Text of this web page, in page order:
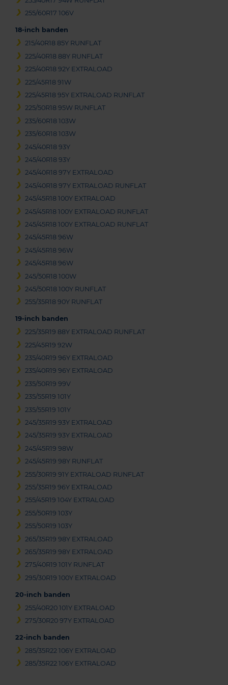
255/60R17 106V
18-inch banden
215/40R18 85Y RUNFLAT
225/40R18 88Y RUNFLAT
225/40R18 92Y EXTRALOAD
225/45R18 91W
225/45R18 95Y EXTRALOAD RUNFLAT
225/50R18 95W RUNFLAT
235/60R18 103W
235/60R18 103W
245/40R18 93Y
245/40R18 93Y
245/40R18 97Y EXTRALOAD
245/40R18 97Y EXTRALOAD RUNFLAT
245/45R18 100Y EXTRALOAD
245/45R18 100Y EXTRALOAD RUNFLAT
245/45R18 100Y EXTRALOAD RUNFLAT
245/45R18 96W
245/45R18 96W
245/45R18 96W
245/50R18 100W
245/50R18 100Y RUNFLAT
255/35R18 90Y RUNFLAT
19-inch banden
225/35R19 88Y EXTRALOAD RUNFLAT
225/45R19 92W
235/40R19 96Y EXTRALOAD
235/40R19 96Y EXTRALOAD
235/50R19 99V
235/55R19 101Y
235/55R19 101Y
245/35R19 93Y EXTRALOAD
245/35R19 93Y EXTRALOAD
245/45R19 98W
245/45R19 98Y RUNFLAT
255/30R19 91Y EXTRALOAD RUNFLAT
255/35R19 96Y EXTRALOAD
255/45R19 104Y EXTRALOAD
255/50R19 103Y
255/50R19 103Y
265/35R19 98Y EXTRALOAD
265/35R19 98Y EXTRALOAD
275/40R19 101Y RUNFLAT
295/30R19 100Y EXTRALOAD
20-inch banden
255/40R20 101Y EXTRALOAD
275/30R20 97Y EXTRALOAD
22-inch banden
285/35R22 106Y EXTRALOAD
285/35R22 106Y EXTRALOAD